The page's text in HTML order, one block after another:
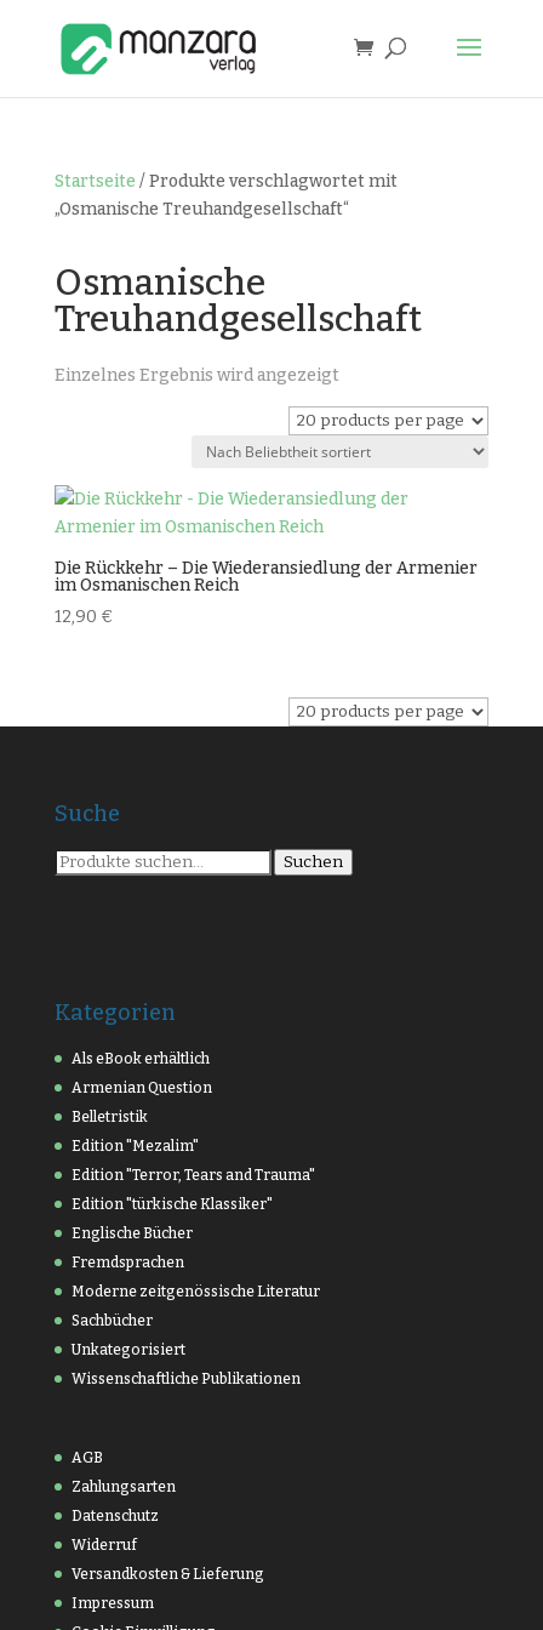
Startseite / Produkte verschlagwortet mit
„Osmanische Treuhandgesellschaft“
Osmanische
Treuhandgesellschaft
Einzelnes Ergebnis wird angezeigt
Die Rückkehr – Die Wiederansiedlung der Armenier
im Osmanischen Reich
12,90 €
Suche
Suche
nach:
Suchen
Kategorien
Als eBook erhältlich
Armenian Question
Belletristik
Edition "Mezalim"
Edition "Terror, Tears and Trauma"
Edition "türkische Klassiker"
Englische Bücher
Fremdsprachen
Moderne zeitgenössische Literatur
Sachbücher
Unkategorisiert
Wissenschaftliche Publikationen
AGB
Zahlungsarten
Datenschutz
Widerruf
Versandkosten & Lieferung
Impressum